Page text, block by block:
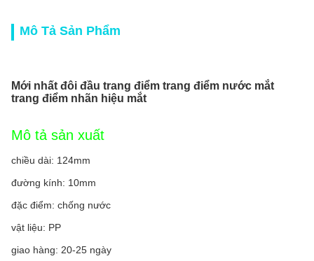
Mô Tả Sản Phẩm
Mới nhất đôi đầu trang điểm trang điểm nước mắt
trang điểm nhãn hiệu mắt
Mô tả sản xuất
chiều dài: 124mm
đường kính: 10mm
đặc điểm: chống nước
vật liệu: PP
giao hàng: 20-25 ngày